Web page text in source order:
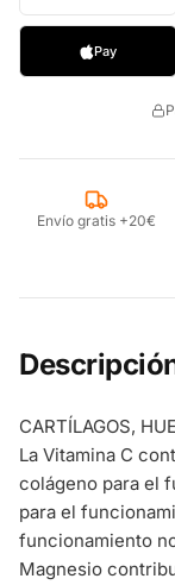
Pay
Envío gratis +20€
CARTÍLAGOS,
La Vitamina C
colágeno para el
para el
funcionamiento
Magnesio